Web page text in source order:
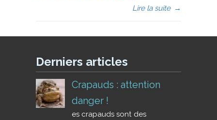
Lire la suite →
Derniers articles
Crapauds : attention
danger !
es crapauds sont des